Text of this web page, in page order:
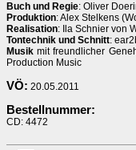
Buch und Regie: Oliver
Produktion: Alex Stelkens
Realisation: Ila Schnier von
Tontechnik und Schnitt:
Musik mit freundlicher
Production Music
VÖ: 20.05.2011
Bestellnummer:
CD: 4472